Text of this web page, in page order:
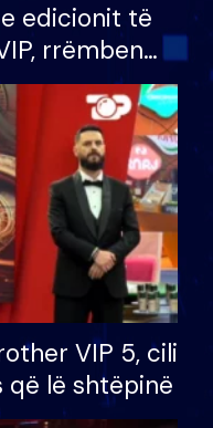
edicionit të
rrëmben
mijë eurosh
VIP 5, cili
që lë shtëpinë